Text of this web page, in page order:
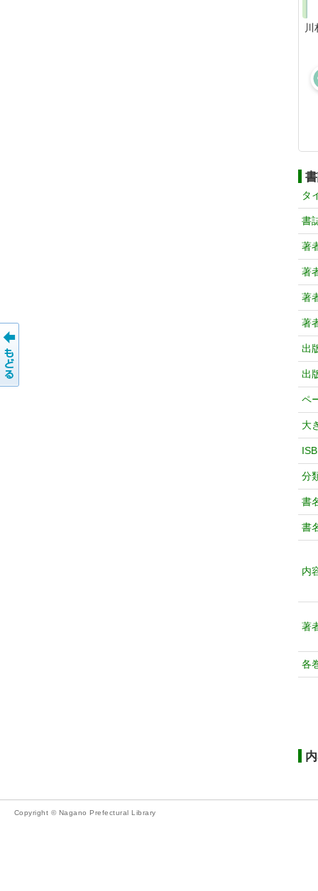
タ
書
著
著
著
著
出
出
ペ
大
分
書
書
内
著
各
Copyright © Nagano Prefectural Library